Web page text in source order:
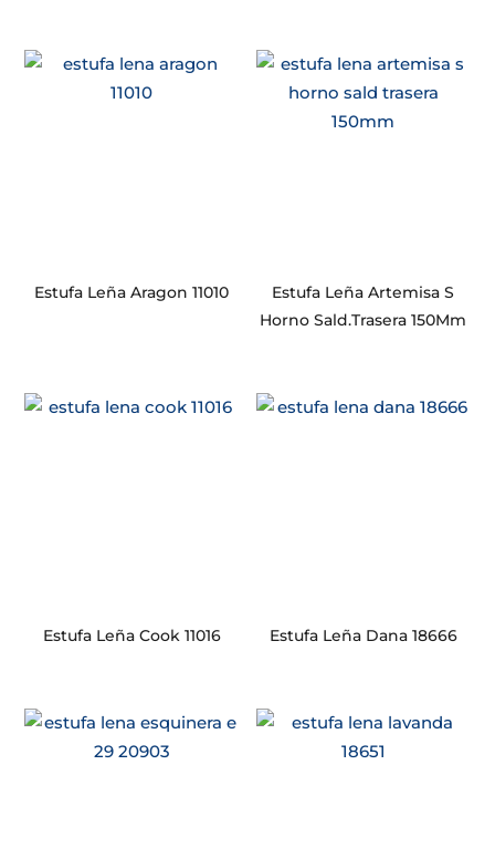
Estufa Leña Aragon 11010
Estufa Leña Artemisa S
Horno Sald.Trasera 150Mm
Estufa Leña Cook 11016 Estufa Leña Dana 18666